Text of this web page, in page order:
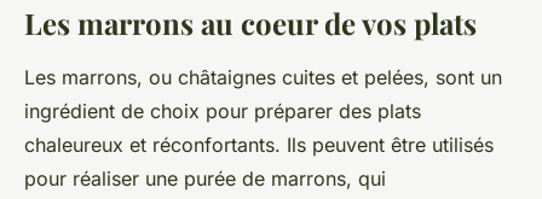
Les marrons au coeur de vos plats
Les marrons, ou châtaignes cuites et pelées, sont un
ingrédient de choix pour préparer des plats
chaleureux et réconfortants. Ils peuvent être utilisés
pour réaliser une purée de marrons, qui